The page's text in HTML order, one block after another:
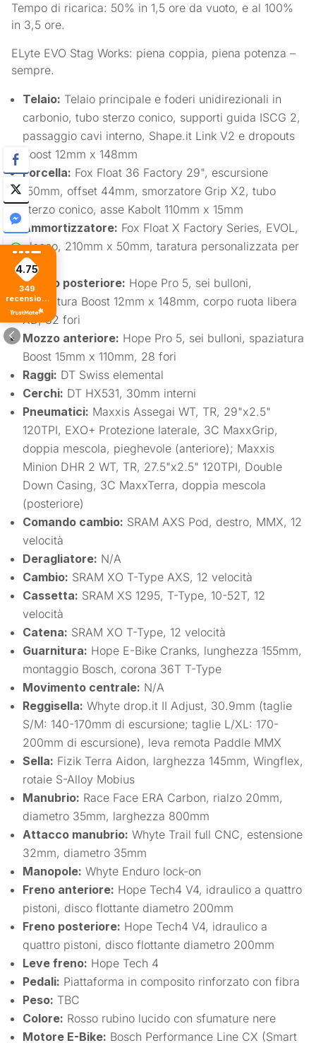
Tempo di ricarica: 50% in 1,5 ore da vuoto, e al 100%
in 3,5 ore.
ELyte EVO Stag Works: piena coppia, piena potenza –
sempre.
Telaio: Telaio principale e foderi unidirezionali in
carbonio, tubo sterzo conico, supporti guida ISCG 2,
passaggio cavi interno, Shape.it Link V2 e dropouts
Boost 12mm x 148mm
Forcella: Fox Float 36 Factory 29", escursione
150mm, offset 44mm, smorzatore Grip X2, tubo
sterzo conico, asse Kabolt 110mm x 15mm
Ammortizzatore: Fox Float X Factory Series, EVOL,
blocco, 210mm x 50mm, taratura personalizzata per
Whyte
Mozzo posteriore: Hope Pro 5, sei bulloni,
spaziatura Boost 12mm x 148mm, corpo ruota libera
XD, 32 fori
Mozzo anteriore: Hope Pro 5, sei bulloni, spaziatura
Boost 15mm x 110mm, 28 fori
Raggi: DT Swiss elemental
Cerchi: DT HX531, 30mm interni
Pneumatici: Maxxis Assegai WT, TR, 29"x2.5"
120TPI, EXO+ Protezione laterale, 3C MaxxGrip,
doppia mescola, pieghevole (anteriore); Maxxis
Minion DHR 2 WT, TR, 27.5"x2.5" 120TPI, Double
Down Casing, 3C MaxxTerra, doppia mescola
(posteriore)
Comando cambio: SRAM AXS Pod, destro, MMX, 12
velocità
Deragliatore: N/A
Cambio: SRAM XO T-Type AXS, 12 velocità
Cassetta: SRAM XS 1295, T-Type, 10-52T, 12
velocità
Catena: SRAM XO T-Type, 12 velocità
Guarnitura: Hope E-Bike Cranks, lunghezza 155mm,
montaggio Bosch, corona 36T T-Type
Movimento centrale: N/A
Reggisella: Whyte drop.it II Adjust, 30.9mm (taglie
S/M: 140-170mm di escursione; taglie L/XL: 170-
200mm di escursione), leva remota Paddle MMX
Sella: Fizik Terra Aidon, larghezza 145mm, Wingflex,
rotaie S-Alloy Mobius
Manubrio: Race Face ERA Carbon, rialzo 20mm,
diametro 35mm, larghezza 800mm
Attacco manubrio: Whyte Trail full CNC, estensione
32mm, diametro 35mm
Manopole: Whyte Enduro lock-on
Freno anteriore: Hope Tech4 V4, idraulico a quattro
pistoni, disco flottante diametro 200mm
Freno posteriore: Hope Tech4 V4, idraulico a
quattro pistoni, disco flottante diametro 200mm
Leve freno: Hope Tech 4
Pedali: Piattaforma in composito rinforzato con fibra
Peso: TBC
Colore: Rosso rubino lucido con sfumature nere
Motore E-Bike: Bosch Performance Line CX (Smart
4.75
349
recensioni
di tutti i
tempi